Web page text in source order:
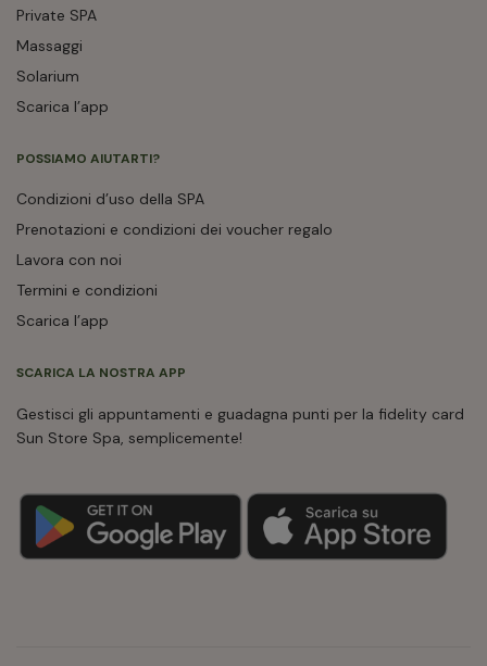
Private SPA
Massaggi
Solarium
Scarica l’app
POSSIAMO AIUTARTI?
Condizioni d’uso della SPA
Prenotazioni e condizioni dei voucher regalo
Lavora con noi
Termini e condizioni
Scarica l’app
SCARICA LA NOSTRA APP
Gestisci gli appuntamenti e guadagna punti per la fidelity card
Sun Store Spa, semplicemente!